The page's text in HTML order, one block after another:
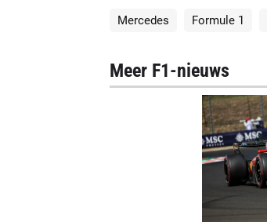
Mercedes Formule 1
Meer F1-nieuws